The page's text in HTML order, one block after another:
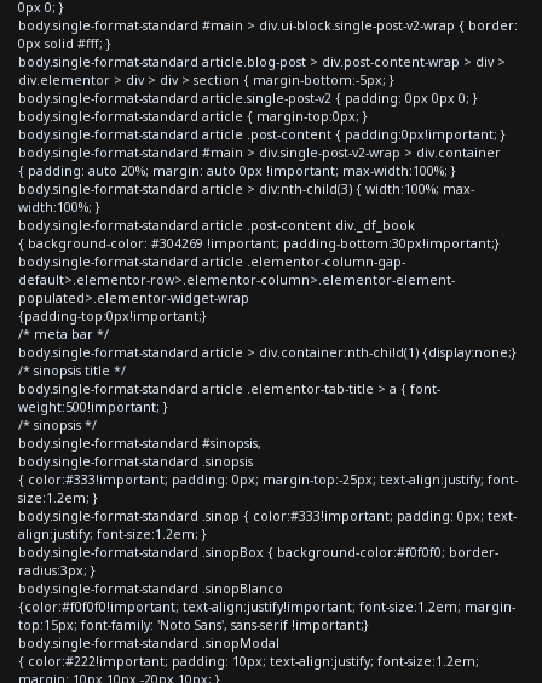
0px 0; }
body.single-format-standard #main > div.ui-block.single-post-v2-wrap { border:
0px solid #fff; }
body.single-format-standard article.blog-post > div.post-content-wrap > div >
div.elementor > div > div > section { margin-bottom:-5px; }
body.single-format-standard article.single-post-v2 { padding: 0px 0px 0; }
body.single-format-standard article { margin-top:0px; }
body.single-format-standard article .post-content { padding:0px!important; }
body.single-format-standard #main > div.single-post-v2-wrap > div.container
{ padding: auto 20%; margin: auto 0px !important; max-width:100%; }
body.single-format-standard article > div:nth-child(3) { width:100%; max-
width:100%; }
body.single-format-standard article .post-content div._df_book
{ background-color: #304269 !important; padding-bottom:30px!important;}
body.single-format-standard article .elementor-column-gap-
default>.elementor-row>.elementor-column>.elementor-element-
populated>.elementor-widget-wrap
{padding-top:0px!important;}
/* meta bar */
body.single-format-standard article > div.container:nth-child(1) {display:none;}
/* sinopsis title */
body.single-format-standard article .elementor-tab-title > a { font-
weight:500!important; }
/* sinopsis */
body.single-format-standard #sinopsis,
body.single-format-standard .sinopsis
{ color:#333!important; padding: 0px; margin-top:-25px; text-align:justify; font-
size:1.2em; }
body.single-format-standard .sinop { color:#333!important; padding: 0px; text-
align:justify; font-size:1.2em; }
body.single-format-standard .sinopBox { background-color:#f0f0f0; border-
radius:3px; }
body.single-format-standard .sinopBlanco
{color:#f0f0f0!important; text-align:justify!important; font-size:1.2em; margin-
top:15px; font-family: 'Noto Sans', sans-serif !important;}
body.single-format-standard .sinopModal
{ color:#222!important; padding: 10px; text-align:justify; font-size:1.2em;
margin: 10px 10px -20px 10px; }